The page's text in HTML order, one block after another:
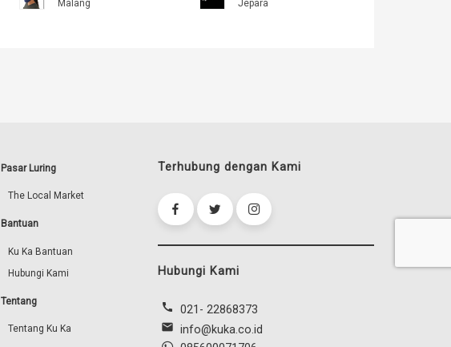
Malang
Jepara
Pasar Luring
The Local Market
Bantuan
Ku Ka Bantuan
Hubungi Kami
Tentang
Tentang Ku Ka
Terhubung dengan Kami
Hubungi Kami
call 021- 22868373
mail info@kuka.co.id